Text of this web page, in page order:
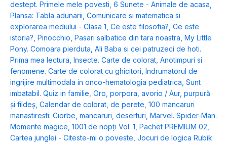
destept. Primele mele povesti, 6 Sunete - Animale de acasa,
Plansa: Tabla adunarii, Comunicare si matematica si
explorarea mediului - Clasa 1, Ce este filosofia?, Ce este
istoria?, Pinocchio, Pasari salbatice din tara noastra, My Little
Pony. Comoara pierduta, Ali Baba si cei patruzeci de hoti.
Prima mea lectura, Insecte. Carte de colorat, Anotimpuri si
fenomene. Carte de colorat cu ghicitori, Indrumatorul de
ingrijire multimodala in onco-hematologia pediatrica, Sunt
imbatabil. Quiz in familie, Oro, porpora, avorio / Aur, purpură
și fildeș, Calendar de colorat, de perete, 100 mancaruri
manastiresti: Ciorbe, mancaruri, deserturi, Marvel. Spider-Man.
Momente magice, 1001 de nopți Vol. 1, Pachet PREMIUM 02,
Cartea junglei - Citeste-mi o poveste, Jocuri de logica Rubik